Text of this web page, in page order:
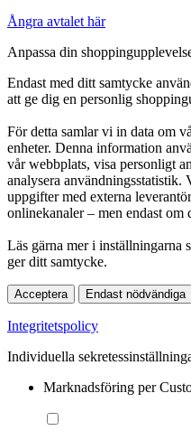
Ångra avtalet här
Anpassa din
Endast med ditt samtycke
att ge dig en personlig
För detta samlar vi in data om
enheter. Denna information
vår webbplats, visa personligt
analysera användningsstatistik.
uppgifter med externa
onlinekanaler – men endast om
Läs gärna mer i inställningarna
ger ditt samtycke.
Acceptera Endast nödvändiga
Integritetspolicy
Individuella
Marknadsföring per